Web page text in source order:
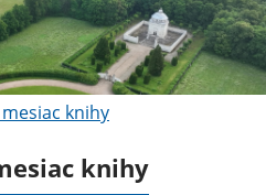
knihy
knihy